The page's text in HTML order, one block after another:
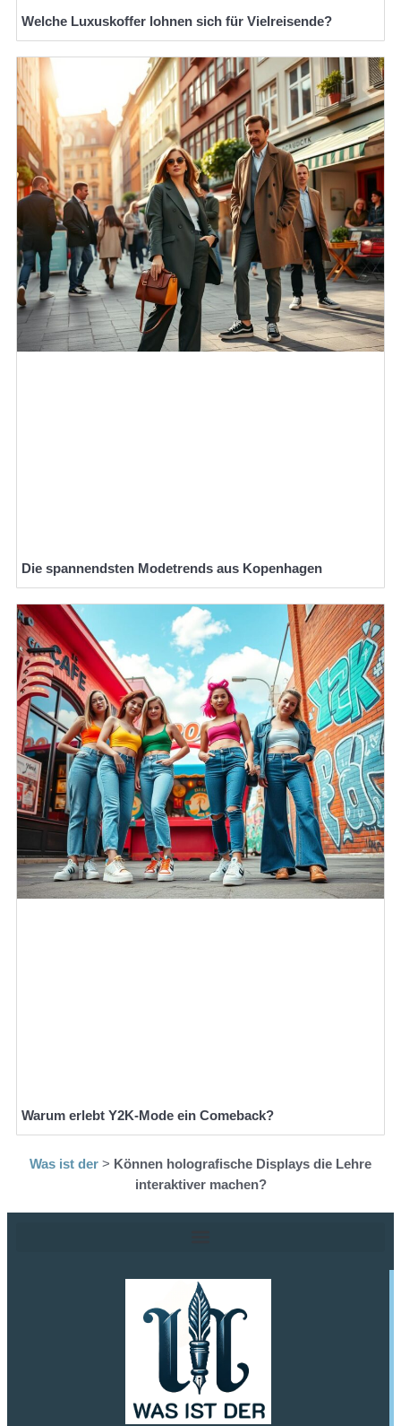
Welche Luxuskoffer lohnen sich für Vielreisende?
Die spannendsten Modetrends aus Kopenhagen
Warum erlebt Y2K-Mode ein Comeback?
Was ist der > Können holografische Displays die Lehre
interaktiver machen?